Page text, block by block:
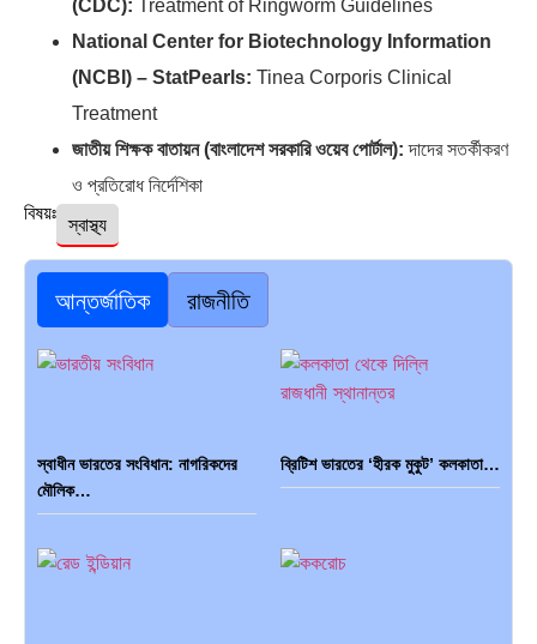
(CDC): Treatment of Ringworm Guidelines
National Center for Biotechnology Information
(NCBI) – StatPearls: Tinea Corporis Clinical
Treatment
জাতীয় শিক্ষক বাতায়ন (বাংলাদেশ সরকারি ওয়েব পোর্টাল): দাদের সতর্কীকরণ
ও প্রতিরোধ নির্দেশিকা
বিষয়ঃ স্বাস্থ্য
আন্তর্জাতিক রাজনীতি
স্বাধীন ভারতের সংবিধান: নাগরিকদের
মৌলিক…
ব্রিটিশ ভারতের ‘হীরক মুকুট’ কলকাতা…